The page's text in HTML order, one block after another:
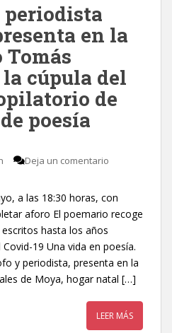
en la
Tomás
la cúpula del
de
poesía
Deja un comentario
a las 18:30 horas, con
aforo El poemario recoge
hasta los años
19 Una vida en poesía.
y periodista, presenta en la
de Moya, hogar natal […]
LEER MÁS